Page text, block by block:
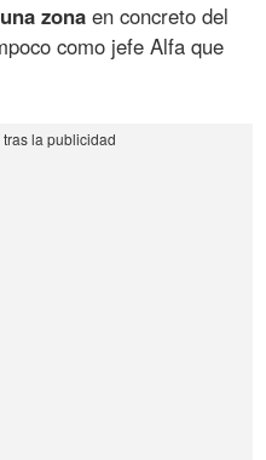
zona en concreto del
como jefe Alfa que